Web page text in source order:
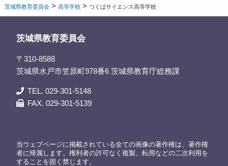
茨城県教育委員会 >高等学校 >つくばサイエンス高等学校
茨城県教育委員会
〒310-8588
茨城県水戸市笠原町978番6 茨城県教育庁総務課
TEL. 029-301-5148
FAX. 029-301-5139
当ウェブページに掲載されている全ての画像の著作権は、著作権
者に帰属します。権利者の許可なく複製、転用などの二次利用を
することを固く禁じます。